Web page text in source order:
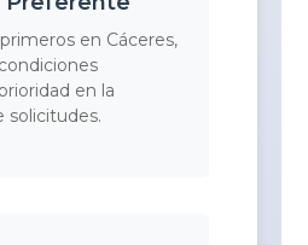
en Cáceres,
en la
solicitudes.